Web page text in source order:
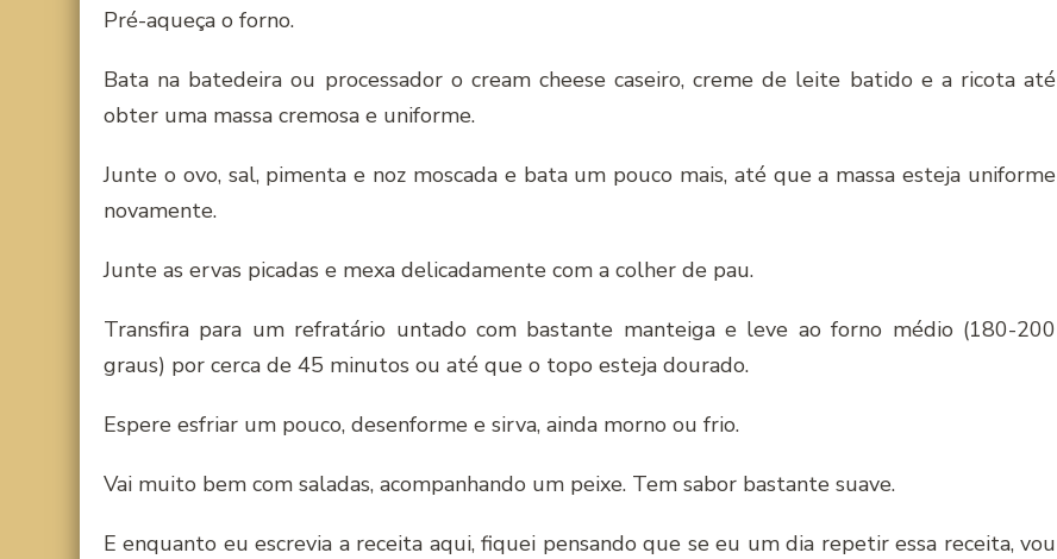
Pré-aqueça o forno.
Bata na batedeira ou processador o cream cheese caseiro, creme de leite batido e a ricota até
obter uma massa cremosa e uniforme.
Junte o ovo, sal, pimenta e noz moscada e bata um pouco mais, até que a massa esteja uniforme
novamente.
Junte as ervas picadas e mexa delicadamente com a colher de pau.
Transfira para um refratário untado com bastante manteiga e leve ao forno médio (180-200
graus) por cerca de 45 minutos ou até que o topo esteja dourado.
Espere esfriar um pouco, desenforme e sirva, ainda morno ou frio.
Vai muito bem com saladas, acompanhando um peixe. Tem sabor bastante suave.
E enquanto eu escrevia a receita aqui, fiquei pensando que se eu um dia repetir essa receita, vou